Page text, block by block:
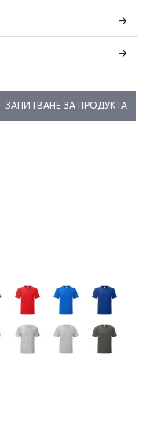
ЗАПИТВАНЕ ЗА ПРОДУКТА